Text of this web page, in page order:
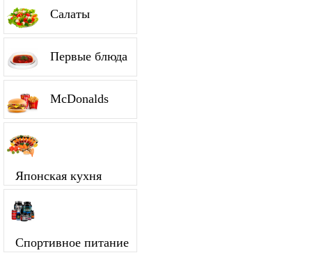
Салаты
Первые блюда
McDonalds
Японская кухня
Спортивное питание